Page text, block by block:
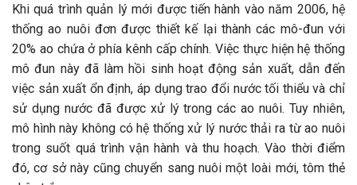
Khi quá trình quản lý mới được tiến hành vào năm 2006, hệ
thống ao nuôi đơn được thiết kế lại thành các mô-đun với
20% ao chứa ở phía kênh cấp chính. Việc thực hiện hệ thống
mô đun này đã làm hồi sinh hoạt động sản xuất, dẫn đến
việc sản xuất ổn định, áp dụng trao đổi nước tối thiểu và chỉ
sử dụng nước đã được xử lý trong các ao nuôi. Tuy nhiên,
mô hình này không có hệ thống xử lý nước thải ra từ ao nuôi
trong suốt quá trình vận hành và thu hoạch. Vào thời điểm
đó, cơ sở này cũng chuyển sang nuôi một loài mới, tôm thẻ